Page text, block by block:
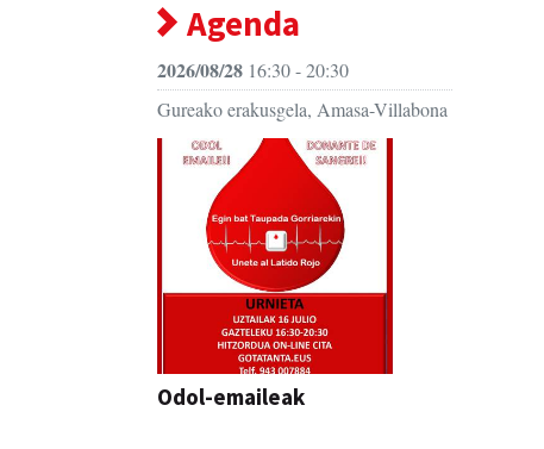
Agenda
2026/08/28 16:30 - 20:30
Gureako erakusgela, Amasa-Villabona
Odol-emaileak